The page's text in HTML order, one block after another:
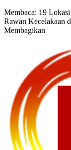
Membaca: 19
Rawan Kecelakaan
Membagikan